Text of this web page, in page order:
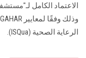
الاعتماد الكامل
الرعاية الصحية (ISQua).